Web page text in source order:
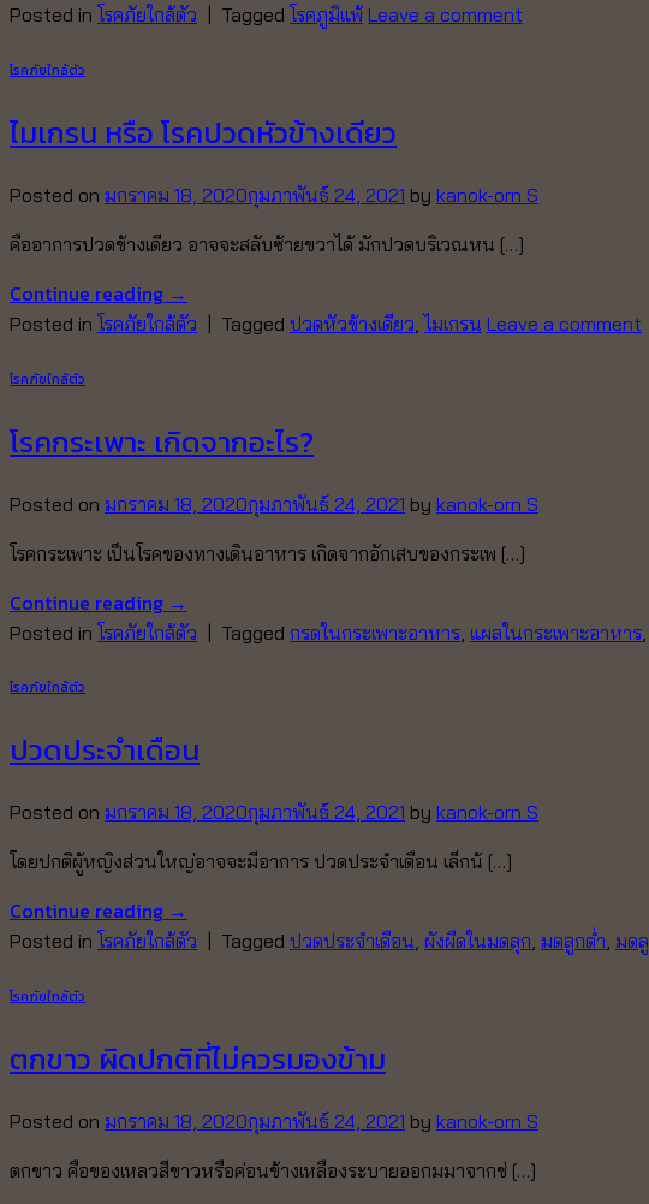
Posted in โรคภัยใกล้ตัว | Tagged โรคภูมิแพ้ Leave a comment
โรคภัยใกล้ตัว
ไมเกรน หรือ โรคปวดหัวข้างเดียว
Posted on มกราคม 18, 2020กุมภาพันธ์ 24, 2021 by kanok-orn S
คืออาการปวดข้างเดียว อาจจะสลับซ้ายขวาได้ มักปวดบริเวณหน […]
Continue reading →
Posted in โรคภัยใกล้ตัว | Tagged ปวดหัวข้างเดียว ,ไมเกรน Leave a comment
โรคภัยใกล้ตัว
โรคกระเพาะ เกิดจากอะไร?
Posted on มกราคม 18, 2020กุมภาพันธ์ 24, 2021 by kanok-orn S
โรคกระเพาะ เป็นโรคของทางเดินอาหาร เกิดจากอักเสบของกระเพ […]
Continue reading →
Posted in โรคภัยใกล้ตัว | Tagged กรดในกระเพาะอาหาร แผลในกระเพาะอาหาร
โรคภัยใกล้ตัว
ปวดประจำเดือน
Posted on มกราคม 18, 2020กุมภาพันธ์ 24, 2021 by kanok-orn S
โดยปกติผู้หญิงส่วนใหญ่อาจจะมีอาการ ปวดประจำเดือน เล็กน้ […]
Continue reading →
Posted in โรคภัยใกล้ตัว Tagged ปวดประจำเดือน, ผังผืดในมดลุก, มดลูกต่ำ, มด
โรคภัยใกล้ตัว
ตกขาว ผิดปกติที่ไม่ควรมองข้าม
Posted on มกราคม 18, 2020กุมภาพันธ์ 24, 2021 by kanok-orn S
ตกขาว คือของเหลวสีขาวหรือค่อนข้างเหลืองระบายออกมมาจากช่ […]